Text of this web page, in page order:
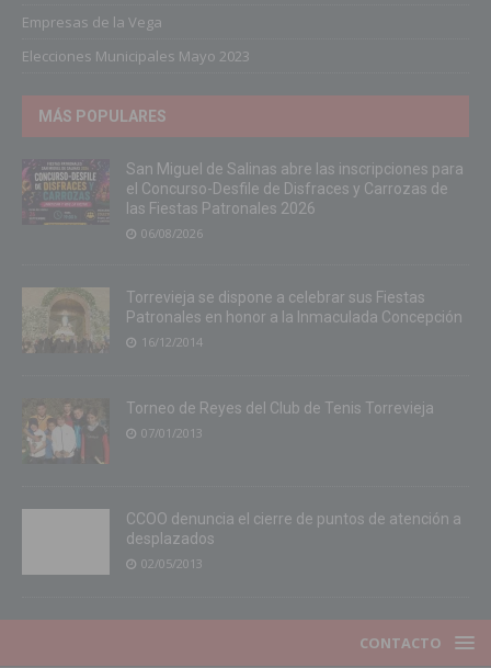
Empresas de la Vega
Elecciones Municipales Mayo 2023
MÁS POPULARES
San Miguel de Salinas abre las inscripciones para
el Concurso-Desfile de Disfraces y Carrozas de
las Fiestas Patronales 2026
06/08/2026
Torrevieja se dispone a celebrar sus Fiestas
Patronales en honor a la Inmaculada Concepción
16/12/2014
Torneo de Reyes del Club de Tenis Torrevieja
07/01/2013
CCOO denuncia el cierre de puntos de atención a
desplazados
02/05/2013
CONTACTO